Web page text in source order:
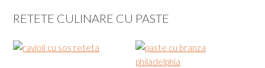
RETETE CULINARE CU PASTE